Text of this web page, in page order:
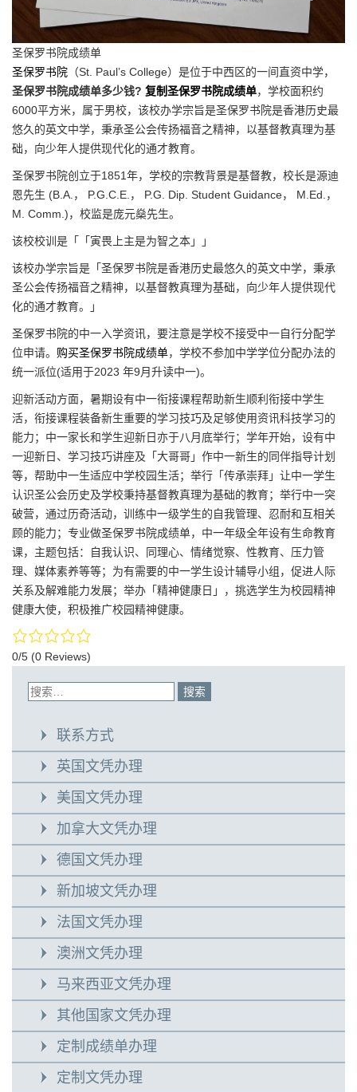
圣保罗书院成绩单
圣保罗书院 （St. Paul’s College）是位于中西区的一间直资中学，
圣保罗书院成绩单多少钱? 复制圣保罗书院成绩单，学校面积约
6000平方米，属于男校，该校办学宗旨是圣保罗书院是香港历史最
悠久的英文中学，秉承圣公会传扬福音之精神，以基督教真理为基
础，向少年人提供现代化的通才教育。
圣保罗书院创立于1851年，学校的宗教背景是基督教，校长是源迪
恩先生 (B.A.， P.G.C.E.， P.G. Dip. Student Guidance， M.Ed.，
M. Comm.)，校监是庞元燊先生。
该校校训是「「寅畏上主是为智之本」」
该校办学宗旨是「圣保罗书院是香港历史最悠久的英文中学，秉承
圣公会传扬福音之精神，以基督教真理为基础，向少年人提供现代
化的通才教育。」
圣保罗书院的中一入学资讯，要注意是学校不接受中一自行分配学
位申请。 购买圣保罗书院成绩单，学校不参加中学学位分配办法的
统一派位(适用于2023 年9月升读中一)。
迎新活动方面，暑期设有中一衔接课程帮助新生顺利衔接中学生
活，衔接课程装备新生重要的学习技巧及足够使用资讯科技学习的
能力；中一家长和学生迎新日亦于八月底举行；学年开始，设有中
一迎新日、学习技巧讲座及「大哥哥」作中一新生的同伴指导计划
等，帮助中一生适应中学校园生活；举行「传承崇拜」让中一学生
认识圣公会历史及学校秉持基督教真理为基础的教育；举行中一突
破营，通过历奇活动，训练中一级学生的自我管理、忍耐和互相关
顾的能力；专业做圣保罗书院成绩单，中一年级全年设有生命教育
课，主题包括：自我认识、同理心、情绪觉察、性教育、压力管
理、媒体素养等等；为有需要的中一学生设计辅导小组，促进人际
关系及解难能力发展；举办「精神健康日」，挑选学生为校园精神
健康大使，积极推广校园精神健康。
0/5 (0 Reviews)
联系方式
英国文凭办理
美国文凭办理
加拿大文凭办理
德国文凭办理
新加坡文凭办理
法国文凭办理
澳洲文凭办理
马来西亚文凭办理
其他国家文凭办理
定制成绩单办理
定制文凭办理